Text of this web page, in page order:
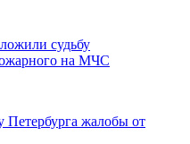
судьбу
на МЧС
Петербурга жалобы от